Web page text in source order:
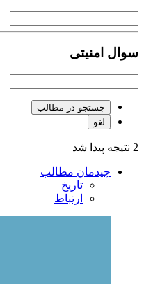
سوال امنیتی
جستجو در مطالب
لغو
2 نتیجه پیدا شد
چیدمان مطالب
تاریخ
ارتباط